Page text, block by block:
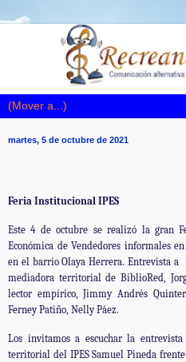
martes, 5 de octubre de 2021
Feria Institucional IPES
Este 4 de octubre se realizó la gran
Económica de Vendedores informales
en el barrio Olaya Herrera. Entrevista a
mediadora territorial de BiblioRed,
lector empírico, Jimmy Andrés
Ferney Patiño, Nelly Páez.
Los invitamos a escuchar la
territorial del IPES Samuel Pineda